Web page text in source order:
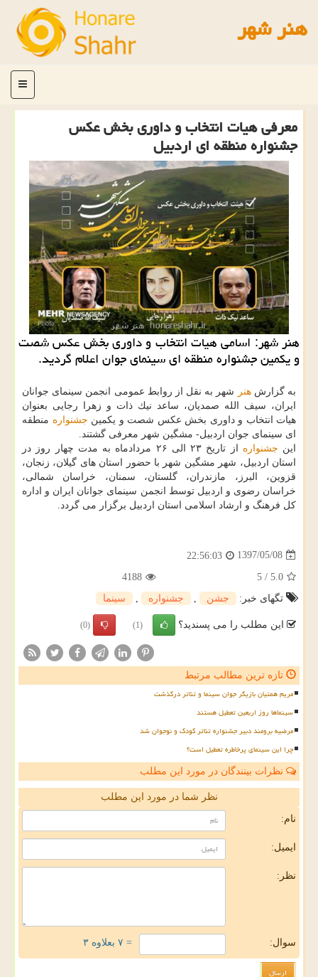
هنر شهر
منو
معرفی هیات انتخاب و داوری بخش عكس
جشنواره منطقه ای اردبیل
هنر شهر: اسامی هیات انتخاب و داوری بخش عكس شصت
و یكمین جشنواره منطقه ای سینمای جوان اعلام گردید.
به گزارشهنر
شهر به نقل از روابط عمومی انجمن سینمای جوانان
ایران، سیف الله صمدیان، ساعد نیك ذات و زهرا رجایی بعنوان
هیات انتخاب و داوری بخش عكس شصت و یكمین جشنواره منطقه
ای سینمای جوان اردبیل- مشگین شهر معرفی گشتند.
این جشنواره
از تاریخ ۲۳ الی ۲۶ مردادماه به مدت چهار روز در
استان اردبیل، شهر مشگین شهر با حضور استان های گیلان، زنجان،
قزوین، البرز، مازندران، گلستان، سمنان، خراسان شمالی،
خراسان رضوی و اردبیل توسط انجمن سینمای جوانان ایران و اداره
كل فرهنگ و ارشاد اسلامی استان اردبیل برگزار می گردد.
1397/05/08
22:56:03
5.0
/
5
4188
تگهای خبر:
جشن جشنواره سینما
این مطلب را می پسندید؟ (1)
(0)
تازه ترین مطالب مرتبط
مریم همتیان بازیگر جوان سینما و تئاتر درگذشت
سینماها روز اربعین تعطیل هستند
مرضیه برومند دبیر جشنواره تئاتر کودک و نوجوان شد
چرا این سینمای پرخاطره تعطیل است؟
نظرات بینندگان در مورد این مطلب
نظر شما در مورد این مطلب
نام:
ایمیل:
نظر:
سوال: = ۷ بعلاوه ۳